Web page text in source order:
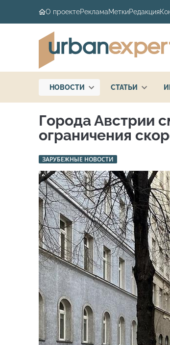
О проектеРекламаМеткиРедакция
НОВОСТИ СТАТЬИ
Города Австрии
ограничения
ЗАРУБЕЖНЫЕ НОВОСТИ